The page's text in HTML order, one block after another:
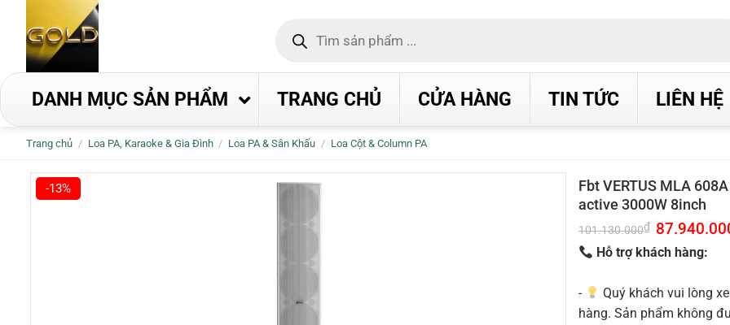
dung
kiếm
DANH MỤC SẢN PHẨM TRANG CHỦ CỬA HÀNG TIN TỨC LIÊN HỆ
Trang chủ / Loa PA, Karaoke & Gia Đình / Loa PA & Sân Khấu / Loa Cột & Column PA
-13%
Fbt VERTUS MLA
active 3000W 8inch
101.130.000₫ Giá
gốc
là:
101.130.000₫.
Hỗ trợ khách hàng:
-
Quý khách vui lòng
hàng. Sản phẩm không